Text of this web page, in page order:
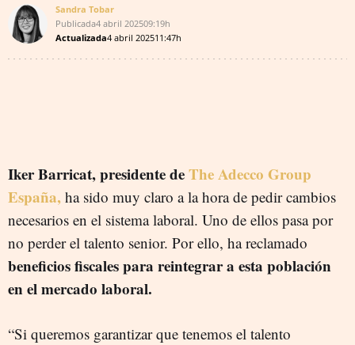
Sandra Tobar
Publicada4 abril 202509:19h
Actualizada4 abril 202511:47h
Iker Barricat, presidente deThe Adecco Group
España, ha sido muy claro a la hora de pedir cambios
necesarios en el sistema laboral. Uno de ellos pasa por
no perder el talento senior. Por ello, ha reclamado
beneficios fiscales para reintegrar a esta población
en el mercado laboral.
“Si queremos garantizar que tenemos el talento